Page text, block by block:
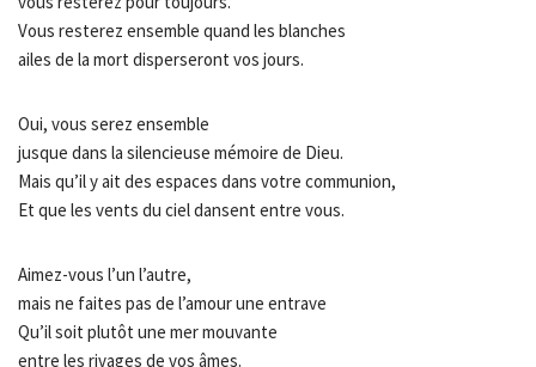
Vous resterez ensemble quand les blanches
ailes de la mort disperseront vos jours.
Oui, vous serez ensemble
jusque dans la silencieuse mémoire de Dieu.
Mais qu’il y ait des espaces dans votre communion,
Et que les vents du ciel dansent entre vous.
Aimez-vous l’un l’autre,
mais ne faites pas de l’amour une entrave
Qu’il soit plutôt une mer mouvante
entre les rivages de vos âmes.